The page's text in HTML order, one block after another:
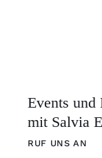
Events und
mit Salvia
RUF UNS AN